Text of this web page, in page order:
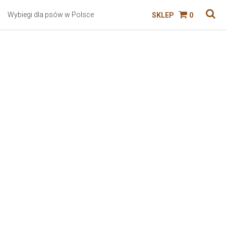
Wybiegi dla psów w Polsce SKLEP 0